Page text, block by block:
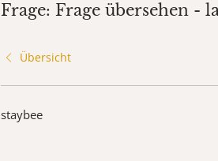
Frage: Frage übersehen -
Übersicht
staybee